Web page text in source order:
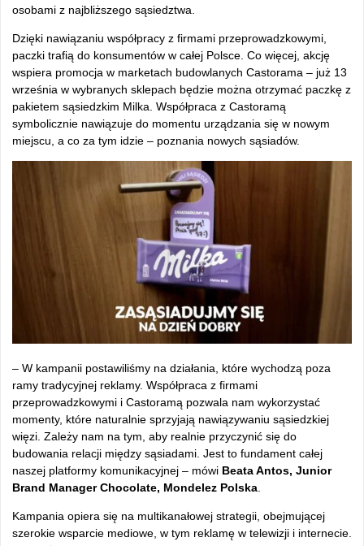
osobami z najbliższego sąsiedztwa.
Dzięki nawiązaniu współpracy z firmami przeprowadzkowymi,
paczki trafią do konsumentów w całej Polsce. Co więcej, akcję
wspiera promocja w marketach budowlanych Castorama – już 13
września w wybranych sklepach będzie można otrzymać paczkę z
pakietem sąsiedzkim Milka. Współpraca z Castoramą
symbolicznie nawiązuje do momentu urządzania się w nowym
miejscu, a co za tym idzie – poznania nowych sąsiadów.
– W kampanii postawiliśmy na działania, które wychodzą poza
ramy tradycyjnej reklamy. Współpraca z firmami
przeprowadzkowymi i Castoramą pozwala nam wykorzystać
momenty, które naturalnie sprzyjają nawiązywaniu sąsiedzkiej
więzi. Zależy nam na tym, aby realnie przyczynić się do
budowania relacji między sąsiadami. Jest to fundament całej
naszej platformy komunikacyjnej – mówi Beata Antos, Junior
Brand Manager Chocolate, Mondelez Polska
Kampania opiera się na multikanałowej strategii, obejmującej
szerokie wsparcie mediowe, w tym reklamę w telewizji i internecie.